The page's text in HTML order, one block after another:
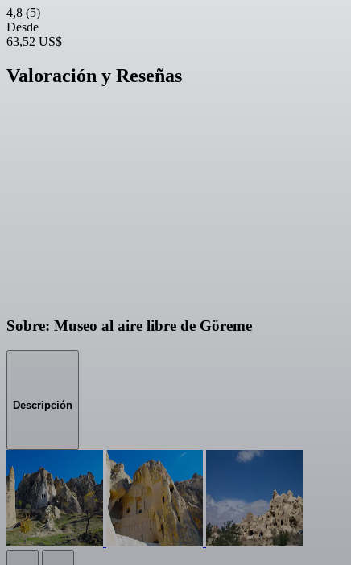
4,8 (5)
Desde
63,52 US$
Valoración y Reseñas
Sobre: Museo al aire libre de Göreme
Descripción